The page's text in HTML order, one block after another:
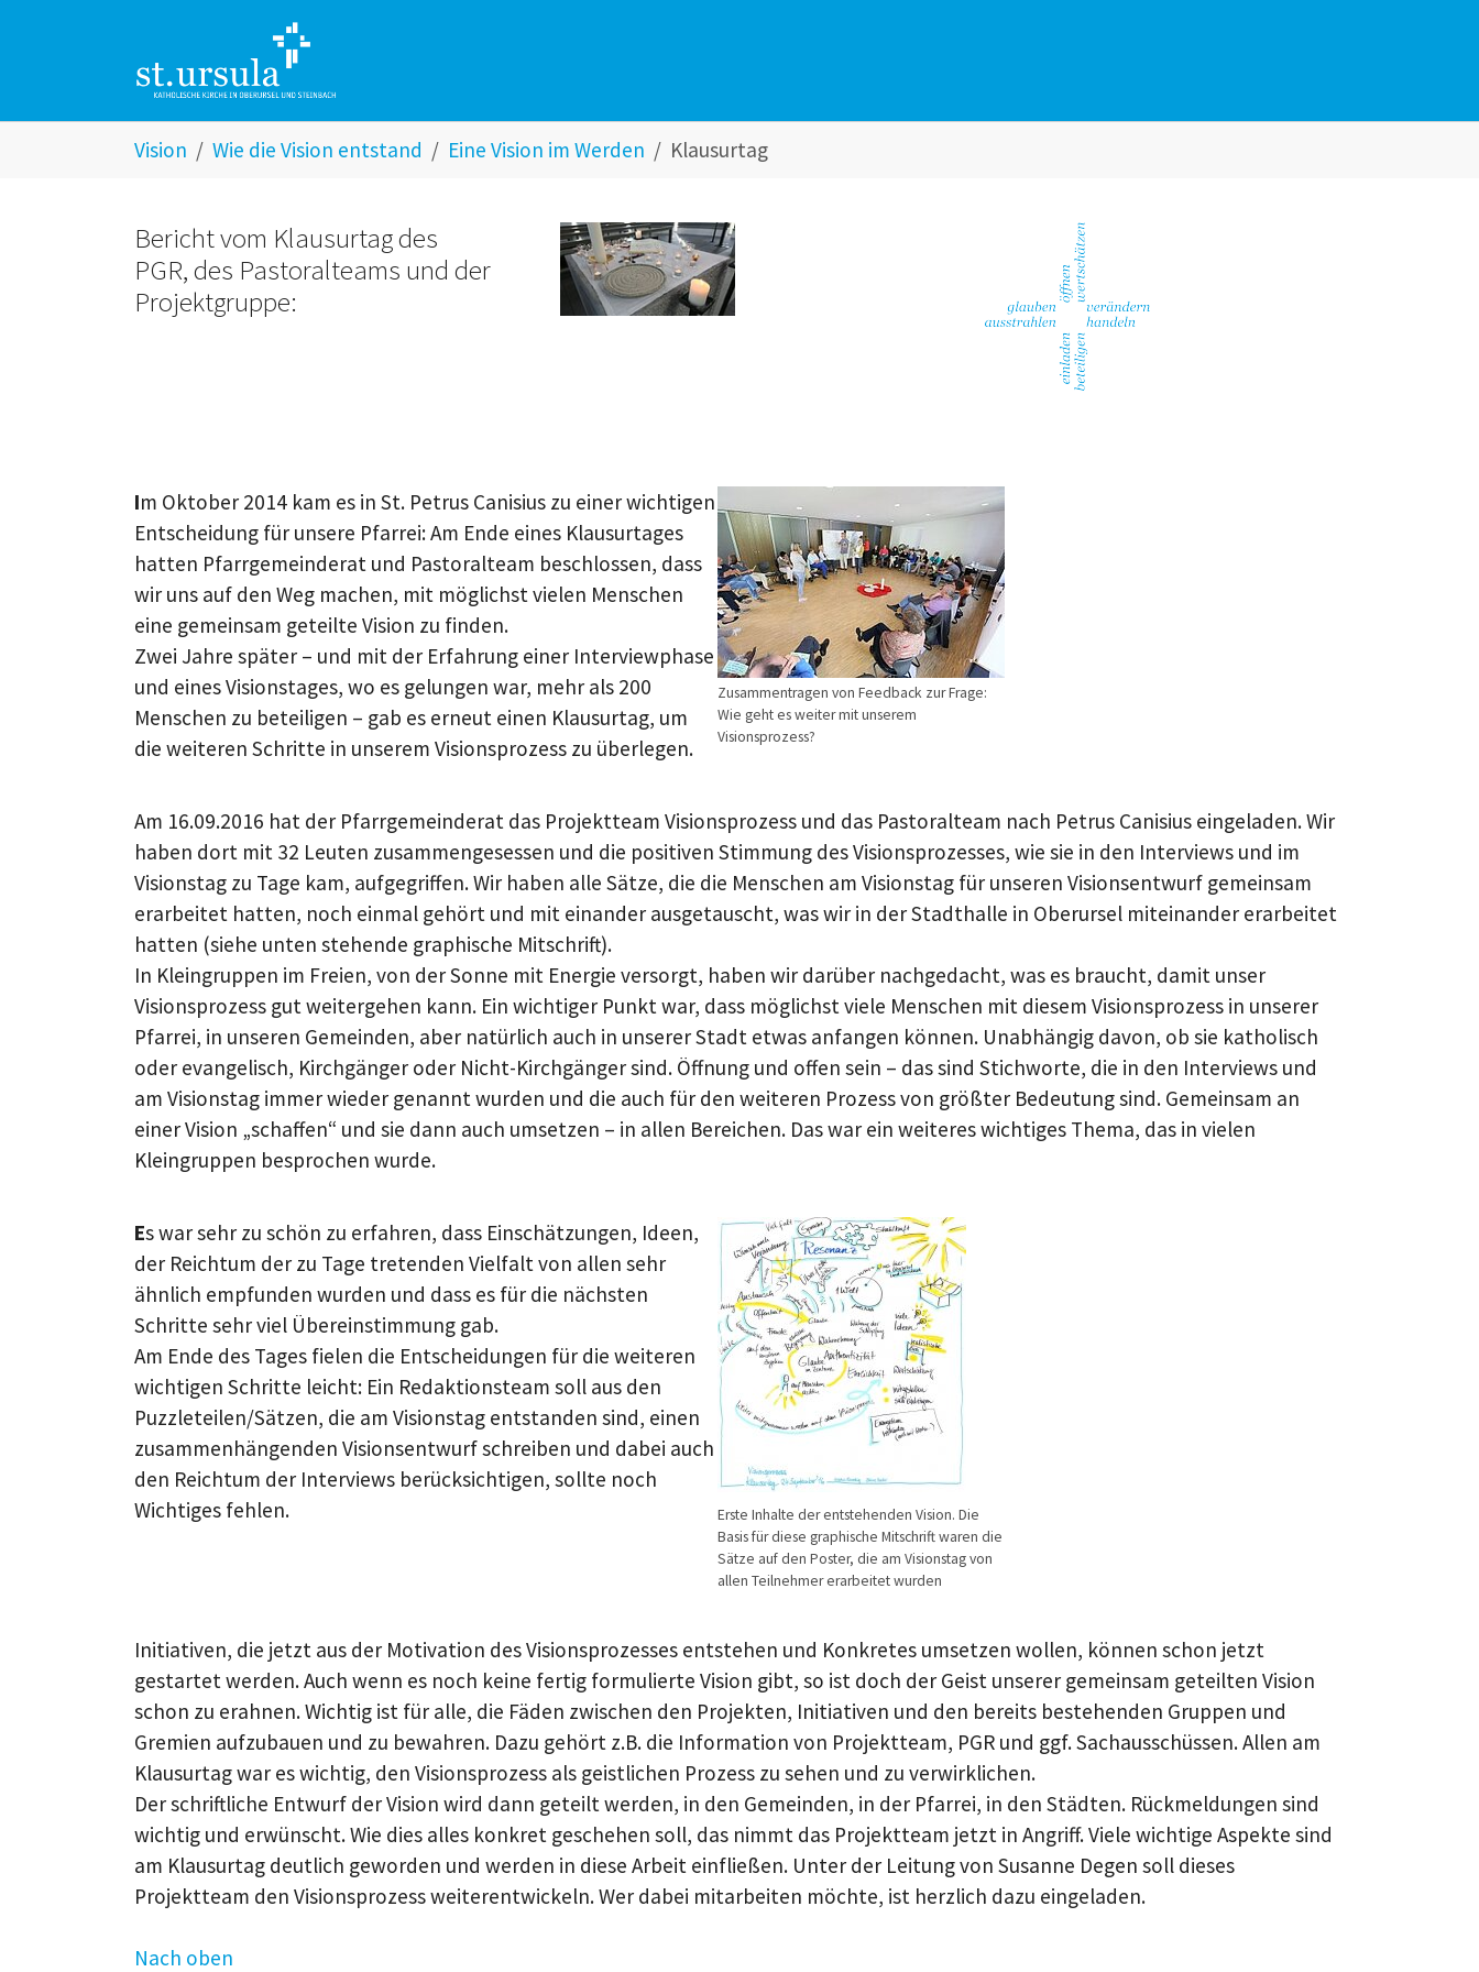
Sie sind hier:
Vision Wie die Vision entstand Eine Vision im Werden Klausurtag
Bericht vom Klausurtag des
PGR, des Pastoralteams und der
Projektgruppe:
Zusammentragen von Feedback zur Frage:
Wie geht es weiter mit unserem
Visionsprozess?
Im Oktober 2014 kam es in St. Petrus Canisius zu einer wichtigen
Entscheidung für unsere Pfarrei: Am Ende eines Klausurtages
hatten Pfarrgemeinderat und Pastoralteam beschlossen, dass
wir uns auf den Weg machen, mit möglichst vielen Menschen
eine gemeinsam geteilte Vision zu finden.
Zwei Jahre später – und mit der Erfahrung einer Interviewphase
und eines Visionstages, wo es gelungen war, mehr als 200
Menschen zu beteiligen – gab es erneut einen Klausurtag, um
die weiteren Schritte in unserem Visionsprozess zu überlegen.
Am 16.09.2016 hat der Pfarrgemeinderat das Projektteam Visionsprozess und das Pastoralteam nach Petrus Canisius eingeladen. Wir
haben dort mit 32 Leuten zusammengesessen und die positiven Stimmung des Visionsprozesses, wie sie in den Interviews und im
Visionstag zu Tage kam, aufgegriffen. Wir haben alle Sätze, die die Menschen am Visionstag für unseren Visionsentwurf gemeinsam
erarbeitet hatten, noch einmal gehört und mit einander ausgetauscht, was wir in der Stadthalle in Oberursel miteinander erarbeitet
hatten (siehe unten stehende graphische Mitschrift).
In Kleingruppen im Freien, von der Sonne mit Energie versorgt, haben wir darüber nachgedacht, was es braucht, damit unser
Visionsprozess gut weitergehen kann. Ein wichtiger Punkt war, dass möglichst viele Menschen mit diesem Visionsprozess in unserer
Pfarrei, in unseren Gemeinden, aber natürlich auch in unserer Stadt etwas anfangen können. Unabhängig davon, ob sie katholisch
oder evangelisch, Kirchgänger oder Nicht-Kirchgänger sind. Öffnung und offen sein – das sind Stichworte, die in den Interviews und
am Visionstag immer wieder genannt wurden und die auch für den weiteren Prozess von größter Bedeutung sind. Gemeinsam an
einer Vision „schaffen“ und sie dann auch umsetzen – in allen Bereichen. Das war ein weiteres wichtiges Thema, das in vielen
Kleingruppen besprochen wurde.
Show larger version for:
Erste Inhalte der entstehenden Vision. Die
Basis für diese graphische Mitschrift waren die
Sätze auf den Poster, die am Visionstag von
allen Teilnehmer erarbeitet wurden
Es war sehr zu schön zu erfahren, dass Einschätzungen, Ideen,
der Reichtum der zu Tage tretenden Vielfalt von allen sehr
ähnlich empfunden wurden und dass es für die nächsten
Schritte sehr viel Übereinstimmung gab.
Am Ende des Tages fielen die Entscheidungen für die weiteren
wichtigen Schritte leicht: Ein Redaktionsteam soll aus den
Puzzleteilen/Sätzen, die am Visionstag entstanden sind, einen
zusammenhängenden Visionsentwurf schreiben und dabei auch
den Reichtum der Interviews berücksichtigen, sollte noch
Wichtiges fehlen.
Initiativen, die jetzt aus der Motivation des Visionsprozesses entstehen und Konkretes umsetzen wollen, können schon jetzt
gestartet werden. Auch wenn es noch keine fertig formulierte Vision gibt, so ist doch der Geist unserer gemeinsam geteilten Vision
schon zu erahnen. Wichtig ist für alle, die Fäden zwischen den Projekten, Initiativen und den bereits bestehenden Gruppen und
Gremien aufzubauen und zu bewahren. Dazu gehört z.B. die Information von Projektteam, PGR und ggf. Sachausschüssen. Allen am
Klausurtag war es wichtig, den Visionsprozess als geistlichen Prozess zu sehen und zu verwirklichen.
Der schriftliche Entwurf der Vision wird dann geteilt werden, in den Gemeinden, in der Pfarrei, in den Städten. Rückmeldungen sind
wichtig und erwünscht. Wie dies alles konkret geschehen soll, das nimmt das Projektteam jetzt in Angriff. Viele wichtige Aspekte sind
am Klausurtag deutlich geworden und werden in diese Arbeit einfließen. Unter der Leitung von Susanne Degen soll dieses
Projektteam den Visionsprozess weiterentwickeln. Wer dabei mitarbeiten möchte, ist herzlich dazu eingeladen.
Nach oben